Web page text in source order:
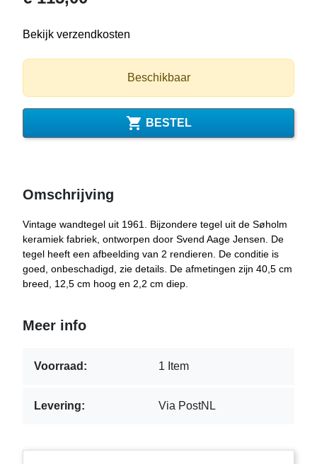
Bekijk verzendkosten
Beschikbaar
 BESTEL
Omschrijving
Vintage wandtegel uit 1961. Bijzondere tegel uit de Søholm
keramiek fabriek, ontworpen door Svend Aage Jensen. De
tegel heeft een afbeelding van 2 rendieren. De conditie is
goed, onbeschadigd, zie details. De afmetingen zijn 40,5 cm
breed, 12,5 cm hoog en 2,2 cm diep.
Meer info
Voorraad: 1 Item
Levering: Via PostNL